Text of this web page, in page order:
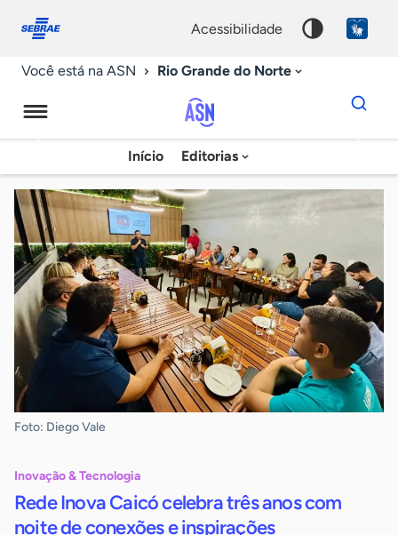
conosco
acessibilidade
Você está na ASN Rio Grande do Norte
Agência
Sebrae
de
Notícias
Início Editorias
Dados
para
chave
Foto: Diego Vale
Inovação & Tecnologia
Rede Inova Caicó celebra três anos com
noite de conexões e inspirações